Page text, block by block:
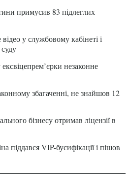
примусив 83 підлеглих
у службовому кабінеті і
незаконне
збагаченні, не знайшов 12
бізнесу отримав ліцензії в
піддався VIP-бусифікації і пішов